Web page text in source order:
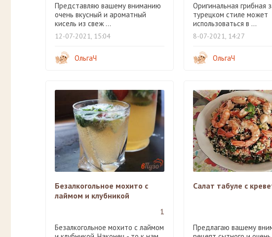
Представляю вашему вниманию
очень вкусный и ароматный
кисель из свеж ...
12-07-2021, 15:04
ОльгаЧ
Оригинальная грибная
турецком стиле может
использоваться в ...
8-07-2021, 14:27
ОльгаЧ
Безалкогольное мохито с
лаймом и клубникой
1
Безалкогольное мохито с лаймом
Салат табуле с
Предлагаю вашему